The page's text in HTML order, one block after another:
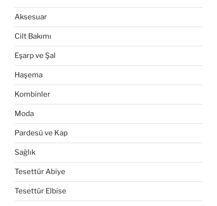
Aksesuar
Cilt Bakımı
Eşarp ve Şal
Haşema
Kombinler
Moda
Pardesü ve Kap
Sağlık
Tesettür Abiye
Tesettür Elbise